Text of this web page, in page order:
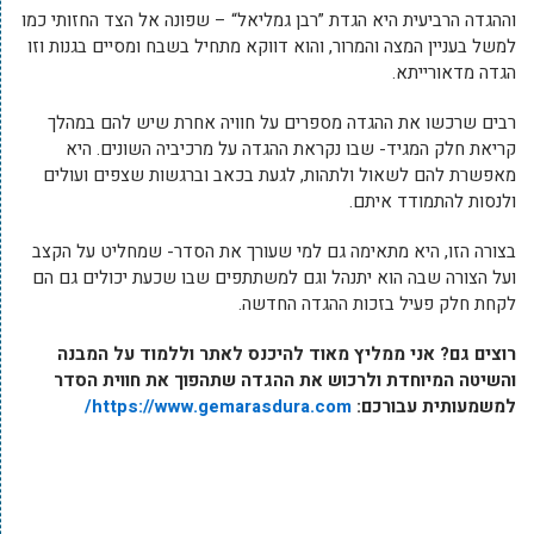
וההגדה הרביעית היא הגדת ”רבן גמליאל“ – שפונה אל הצד החזותי כמו
למשל בעניין המצה והמרור, והוא דווקא מתחיל בשבח ומסיים בגנות וזו
הגדה מדאורייתא.
רבים שרכשו את ההגדה מספרים על חוויה אחרת שיש להם במהלך
קריאת חלק המגיד- שבו נקראת ההגדה על מרכיביה השונים. היא
מאפשרת להם לשאול ולתהות, לגעת בכאב וברגשות שצפים ועולים
ולנסות להתמודד איתם.
בצורה הזו, היא מתאימה גם למי שעורך את הסדר- שמחליט על הקצב
ועל הצורה שבה הוא יתנהל וגם למשתתפים שבו שכעת יכולים גם הם
לקחת חלק פעיל בזכות ההגדה החדשה.
רוצים גם? אני ממליץ מאוד להיכנס לאתר וללמוד על המבנה
והשיטה המיוחדת ולרכוש את ההגדה שתהפוך את חווית הסדר
למשמעותית עבורכם: https://www.gemarasdura.com/